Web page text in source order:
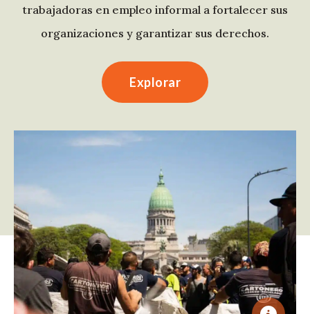
trabajadoras en empleo informal a fortalecer sus
organizaciones y garantizar sus derechos.
Explorar